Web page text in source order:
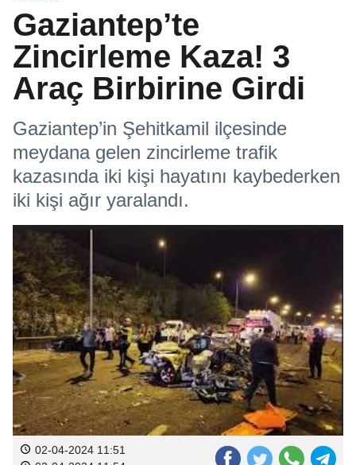
Gaziantep’te
Zincirleme Kaza! 3
Araç Birbirine Girdi
Gaziantep’in Şehitkamil ilçesinde
meydana gelen zincirleme trafik
kazasında iki kişi hayatını kaybederken
iki kişi ağır yaralandı.
02-04-2024 11:51